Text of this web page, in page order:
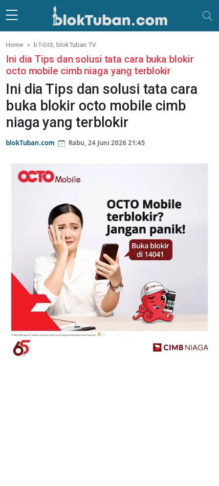
Skip to main content
Home bT-GtS, blokTuban TV
Ini dia Tips dan solusi tata cara buka blokir
octo mobile cimb niaga yang terblokir
Ini dia Tips dan solusi tata cara
buka blokir octo mobile cimb
niaga yang terblokir
blokTuban.com Rabu, 24 Juni 2026 21:45